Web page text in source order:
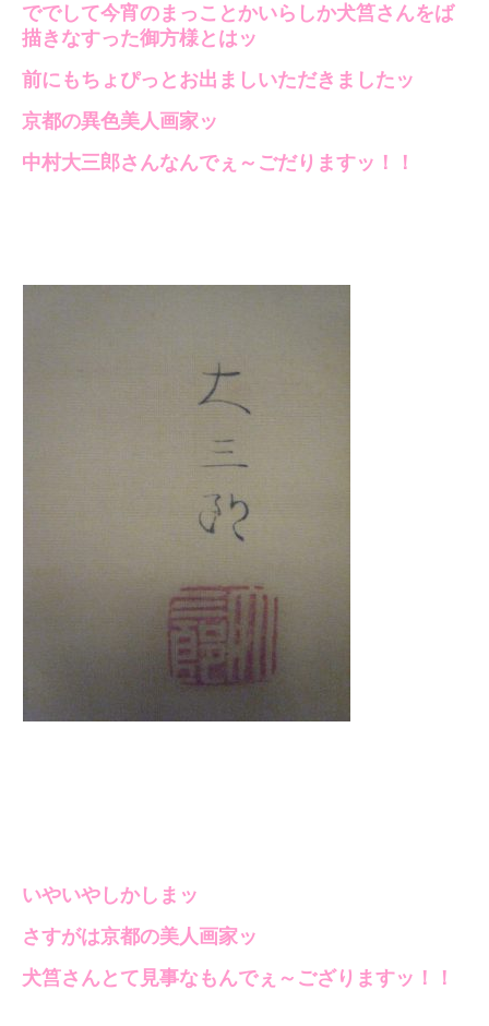
ででして今宵のまっことかいらしか犬筥さんをば
描きなすった御方様とはッ
前にもちょぴっとお出ましいただきましたッ
京都の異色美人画家ッ
中村大三郎さんなんでぇ～ごだりますッ！！
いやいやしかしまッ
さすがは京都の美人画家ッ
犬筥さんとて見事なもんでぇ～ござりますッ！！